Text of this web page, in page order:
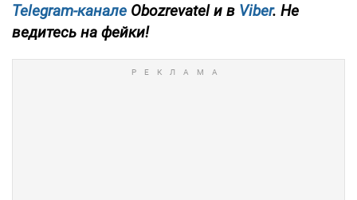
Telegram-канале Obozrevatel и в Viber. Не
ведитесь на фейки!